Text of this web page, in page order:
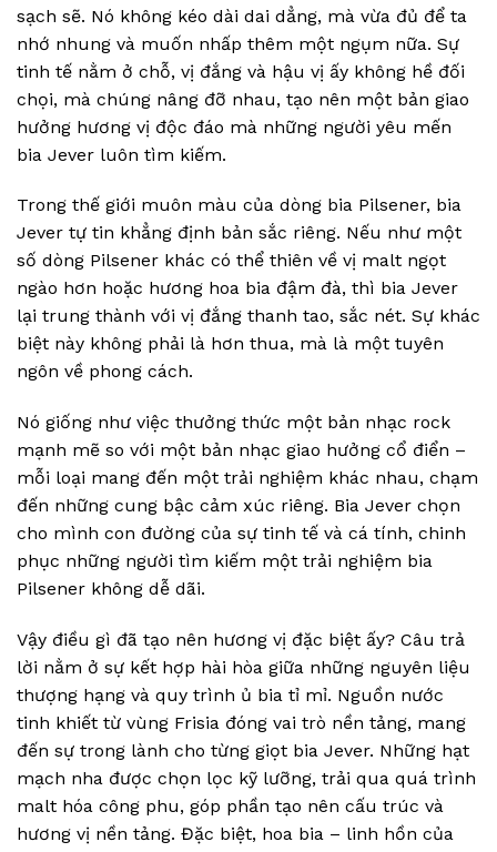
sạch sẽ. Nó không kéo dài dai dẳng, mà vừa đủ để ta
nhớ nhung và muốn nhấp thêm một ngụm nữa. Sự
tinh tế nằm ở chỗ, vị đắng và hậu vị ấy không hề đối
chọi, mà chúng nâng đỡ nhau, tạo nên một bản giao
hưởng hương vị độc đáo mà những người yêu mến
bia Jever luôn tìm kiếm.
Trong thế giới muôn màu của dòng bia Pilsener, bia
Jever tự tin khẳng định bản sắc riêng. Nếu như một
số dòng Pilsener khác có thể thiên về vị malt ngọt
ngào hơn hoặc hương hoa bia đậm đà, thì bia Jever
lại trung thành với vị đắng thanh tao, sắc nét. Sự khác
biệt này không phải là hơn thua, mà là một tuyên
ngôn về phong cách.
Nó giống như việc thưởng thức một bản nhạc rock
mạnh mẽ so với một bản nhạc giao hưởng cổ điển –
mỗi loại mang đến một trải nghiệm khác nhau, chạm
đến những cung bậc cảm xúc riêng. Bia Jever chọn
cho mình con đường của sự tinh tế và cá tính, chinh
phục những người tìm kiếm một trải nghiệm bia
Pilsener không dễ dãi.
Vậy điều gì đã tạo nên hương vị đặc biệt ấy? Câu trả
lời nằm ở sự kết hợp hài hòa giữa những nguyên liệu
thượng hạng và quy trình ủ bia tỉ mỉ. Nguồn nước
tinh khiết từ vùng Frisia đóng vai trò nền tảng, mang
đến sự trong lành cho từng giọt bia Jever. Những hạt
mạch nha được chọn lọc kỹ lưỡng, trải qua quá trình
malt hóa công phu, góp phần tạo nên cấu trúc và
hương vị nền tảng. Đặc biệt, hoa bia – linh hồn của